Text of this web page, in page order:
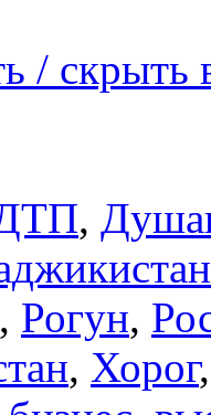
/ скрыть
,
, Рогун,
, Хорог,